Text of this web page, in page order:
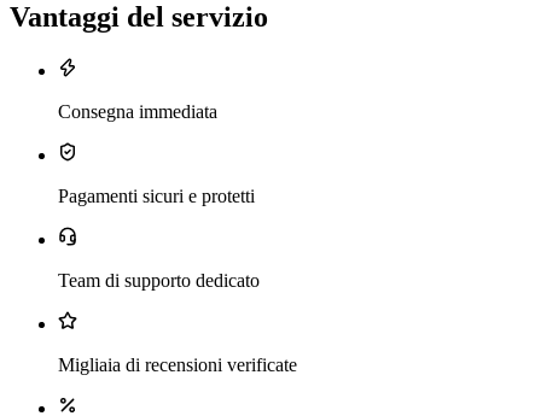
Vantaggi del servizio
Consegna immediata
Pagamenti sicuri e protetti
Team di supporto dedicato
Migliaia di recensioni verificate